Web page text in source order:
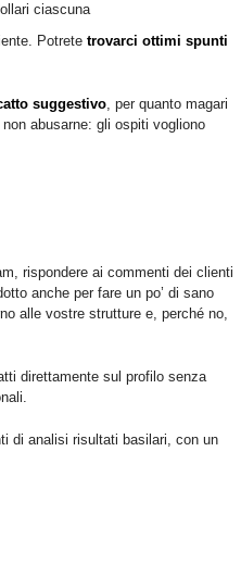
ciascuna
Potrete trovarci ottimi spunti
suggestivo, per quanto magari
abusarne: gli ospiti vogliono
rispondere ai commenti dei clienti
anche per fare un po’ di sano
alle vostre strutture e, perché no,
direttamente sul profilo senza
di analisi risultati basilari, con un